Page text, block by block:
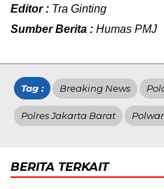
Editor : Tra Ginting
Sumber Berita : Humas PMJ
Tag : Breaking News
Polres Jakarta Barat
BERITA TERKAIT